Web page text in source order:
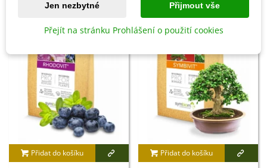
Přidat do košíku Přidat do košíku
Jen nezbytné Přijmout vše
Přejít na stránku Prohlášení o použití cookies